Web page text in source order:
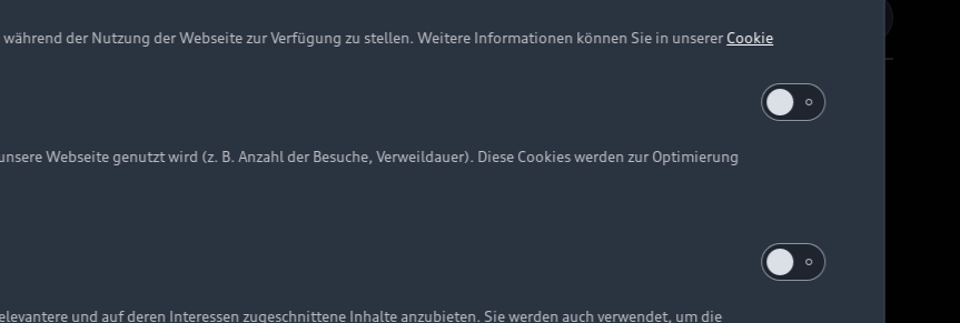
Cookie-Einstellungen Cookie-Richtlinie Barrierefreiheit Digital Services Act
am Fahrzeug bei allen Abbildungen auf dieser Webseite kann abweichen.
der Nutzung der Webseite zur Verfügung zu stellen. Weitere Informationen können Sie in unsererCookie
Webseite genutzt wird (z. B. Anzahl der Besuche, Verweildauer). Diese Cookies werden zur Optimierung
und auf deren Interessen zugeschnittene Inhalte anzubieten. Sie werden auch verwendet, um die